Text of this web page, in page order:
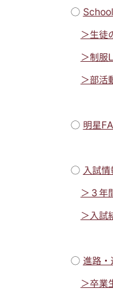
◯
＞生徒
＞制服
＞部活
◯ 明星
◯ 入試情
＞３年
＞入試
◯ 進路・
＞卒業